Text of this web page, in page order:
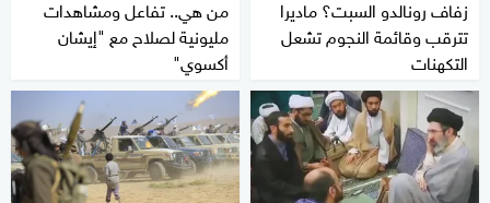
زفاف رونالدو السبت؟ ماديرا
تترقب وقائمة النجوم تشعل
التكهنات
من هي.. تفاعل ومشاهدات
مليونية لصلاح مع "إيشان
أكسوي"